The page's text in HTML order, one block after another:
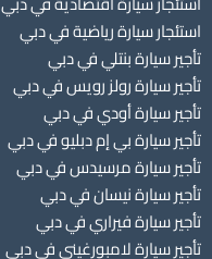
استئجار سيارة رياضية في دبي
تأجير سيارة بنتلي في دبي
تأجير سيارة رولز رويس في دبي
تأجير سيارة أودي في دبي
تأجير سيارة بي إم دبليو في دبي
تأجير سيارة مرسيدس في دبي
تأجير سيارة نيسان في دبي
تأجير سيارة فيراري في دبي
تأجير سيارة لامبورغيني في دبي